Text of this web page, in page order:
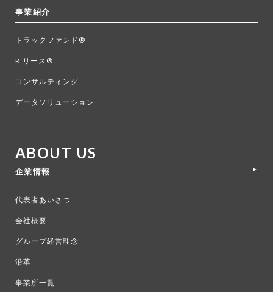
事業紹介
トラックファンド®
R.リース®
コンサルティング
データソリューション
ABOUT US
企業情報
代表者あいさつ
会社概要
グループ経営理念
沿革
事業所一覧